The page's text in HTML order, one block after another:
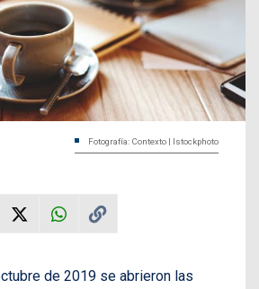
Fotografía: Contexto | Istockphoto
de 2019 se abrieron las